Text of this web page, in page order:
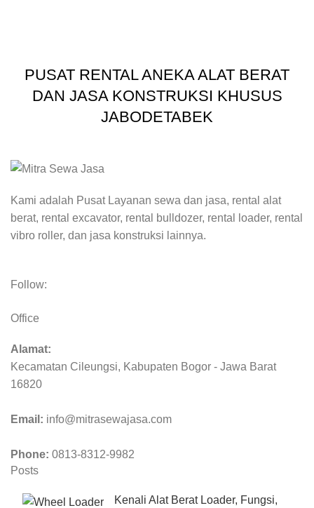
PUSAT RENTAL ANEKA ALAT BERAT
DAN JASA KONSTRUKSI KHUSUS
JABODETABEK
Kami adalah Pusat Layanan sewa dan jasa, rental alat
berat, rental excavator, rental bulldozer, rental loader, rental
vibro roller, dan jasa konstruksi lainnya.
Follow:
Office
Alamat:
Kecamatan Cileungsi, Kabupaten Bogor - Jawa Barat
16820
Email: info@mitrasewajasa.com
Phone: 0813-8312-9982
Posts
Kenali Alat Berat Loader, Fungsi,